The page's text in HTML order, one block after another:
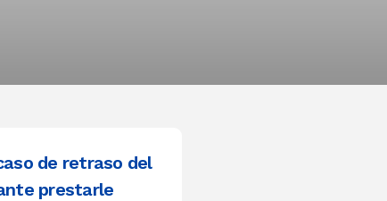
de retraso del
prestarle